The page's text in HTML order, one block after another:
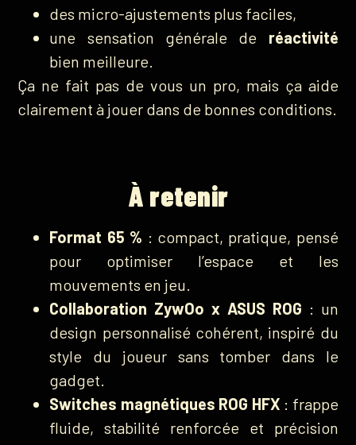
des micro-ajustements plus faciles,
une sensation générale de réactivité
bien meilleure.
Ça ne fait pas de vous un pro, mais ça aide
clairement à jouer dans de bonnes conditions.
À retenir
Format 65 % : compact, pratique, pensé
pour optimiser l’espace et les
mouvements en jeu.
Collaboration ZywOo x ASUS ROG : un
design personnalisé cohérent, inspiré du
style du joueur sans tomber dans le
gadget.
Switches magnétiques ROG HFX : frappe
fluide, stabilité renforcée et précision